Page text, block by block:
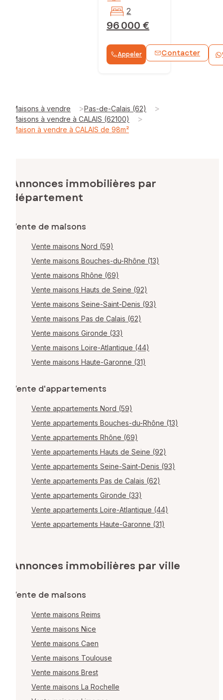
96 000 €
2
Appeler Contacter
Maisons à vendre >Pas-de-Calais (62) >
Maisons à vendre à CALAIS (62100) >
Maison à vendre à CALAIS de 98m²
Annonces immobilières par
département
Vente de maisons
Vente maisons Nord (59)
Vente maisons Bouches-du-Rhône (13)
Vente maisons Rhône (69)
Vente maisons Hauts de Seine (92)
Vente maisons Seine-Saint-Denis (93)
Vente maisons Pas de Calais (62)
Vente maisons Gironde (33)
Vente maisons Loire-Atlantique (44)
Vente maisons Haute-Garonne (31)
Vente d'appartements
Vente appartements Nord (59)
Vente appartements Bouches-du-Rhône (13)
Vente appartements Rhône (69)
Vente appartements Hauts de Seine (92)
Vente appartements Seine-Saint-Denis (93)
Vente appartements Pas de Calais (62)
Vente appartements Gironde (33)
Vente appartements Loire-Atlantique (44)
Vente appartements Haute-Garonne (31)
Annonces immobilières par ville
Vente de maisons
Vente maisons Reims
Vente maisons Nice
Vente maisons Caen
Vente maisons Toulouse
Vente maisons Brest
Vente maisons La Rochelle